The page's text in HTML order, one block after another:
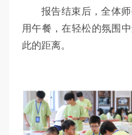
报告结束后，全体
用午餐，在轻松的氛围
此的距离。